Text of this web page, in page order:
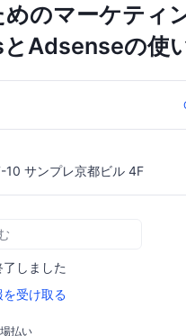
めのマーケティ
Adsenseの使
サンプレ京都ビル 4F
しました
受け取る
払い